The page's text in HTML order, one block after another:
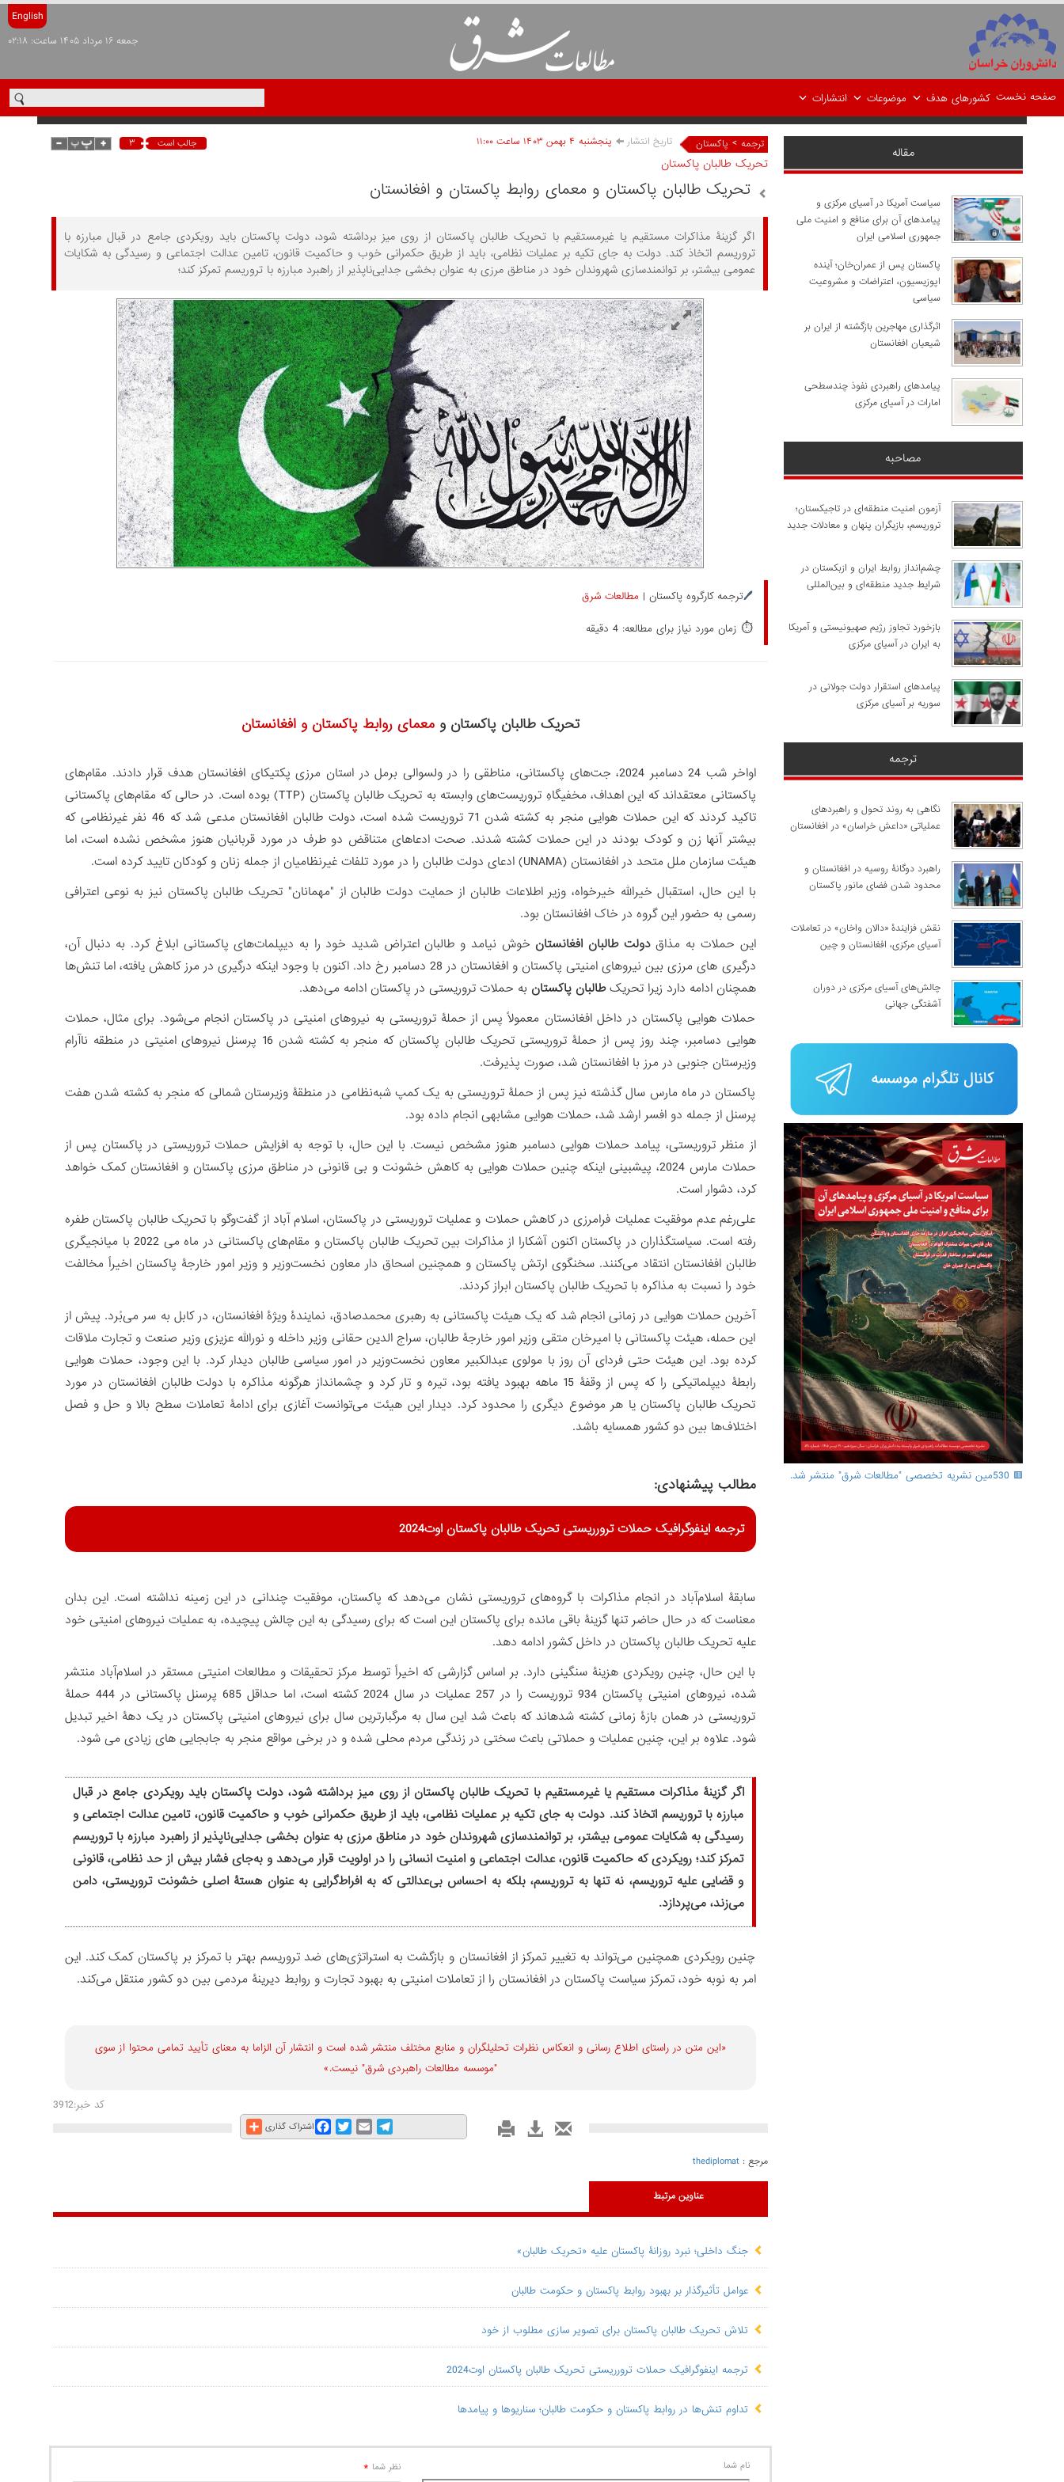
English
جمعه ۱۶ مرداد ۱۴۰۵ ساعت: ۰۲:۱۸
صفحه نخست کشورهای هدف موضوعات انتشارات
ترجمه > پاکستان تاریخ انتشار پنجشنبه ۴ بهمن ۱۴۰۳ ساعت ۱۱:۰۰ جالب است ۳
تحریک طالبان پاکستان
تحریک طالبان پاکستان و معمای روابط پاکستان و افغانستان
اگر گزینۀ مذاکرات مستقیم یا غیرمستقیم با تحریک طالبان پاکستان از روی میز برداشته شود، دولت پاکستان باید رویکردی جامع در قبال مبارزه با
تروریسم اتخاذ کند. دولت به جای تکیه بر عملیات نظامی، باید از طریق حکمرانی خوب و حاکمیت قانون، تامین عدالت اجتماعی و رسیدگی به شکایات
عمومی بیشتر، بر توانمندسازی شهروندان خود در مناطق مرزی به عنوان بخشی جدایی‏‌ناپذیر از راهبرد مبارزه با تروریسم تمرکز کند؛
🖊️ترجمه کارگروه پاکستان | مطالعات شرق
⏱️ زمان مورد نیاز برای مطالعه: 4 دقیقه
تحریک طالبان پاکستان ومعمای روابط پاکستان و افغانستان
اواخر شب 24 دسامبر 2024، جت‌های پاکستانی، مناطقی را در ولسوالی برمل در استان مرزی پکتیکای افغانستان هدف قرار دادند. مقام‌های
پاکستانی معتقداند که این اهداف، مخفیگاهِ تروریست‌های وابسته به تحریک طالبان پاکستان (TTP) بوده است. در حالی که مقام‌های پاکستانی
تاکید کردند که این حملات هوایی منجر به کشته شدن 71 تروریست شده است، دولت طالبان افغانستان مدعی شد که 46 نفر غیرنظامی که
بیشتر آنها زن و کودک بودند در این حملات کشته شدند. صحت ادعاهای متناقض دو طرف در مورد قربانیان هنوز مشخص نشده است، اما
هیئت سازمان ملل متحد در افغانستان (UNAMA) ادعای دولت طالبان را در مورد تلفات غیرنظامیان از جمله زنان و کودکان تایید کرده است.
با این حال، استقبال خیرالله خیرخواه، وزیر اطلاعات طالبان از حمایت دولت طالبان از "مهمانان" تحریک طالبان پاکستان نیز به نوعی اعترافی
رسمی به حضور این گروه در خاک افغانستان بود.
این حملات به مذاقدولت طالبان افغانستان خوش نیامد و طالبان اعتراض شدید خود را به دیپلمات‌های پاکستانی ابلاغ کرد. به دنبال آن،
درگیری های مرزی بین نیروهای امنیتی پاکستان و افغانستان در 28 دسامبر رخ داد. اکنون با وجود اینکه درگیری در مرز کاهش یافته، اما تنش‌ها
همچنان ادامه دارد زیرا تحریکطالبان پاکستان به حملات تروریستی در پاکستان ادامه می‌دهد.
حملات هوایی پاکستان در داخل افغانستان معمولاً پس از حملۀ تروریستی به نیروهای امنیتی در پاکستان انجام می‌شود. برای مثال، حملات
هوایی دسامبر، چند روز پس از حملۀ تروریستی تحریک طالبان پاکستان که منجر به کشته شدن 16 پرسنل نیروهای امنیتی در منطقه ناآرام
وزیرستان جنوبی در مرز با افغانستان شد، صورت پذیرفت.
پاکستان در ماه مارس سال گذشته نیز پس از حملۀ تروریستی به یک کمپ شبه‌نظامی در منطقۀ وزیرستان شمالی که منجر به کشته شدن هفت
پرسنل از جمله دو افسر ارشد شد، حملات هوایی مشابهی انجام داده بود.
از منظر تروریستی، پیامد حملات هوایی دسامبر هنوز مشخص نیست. با این حال، با توجه به افزایش حملات تروریستی در پاکستان پس از
حملات مارس 2024، پیش‏بینی اینکه چنین حملات هوایی به کاهش خشونت و بی قانونی در مناطق مرزی پاکستان و افغانستان کمک خواهد
کرد، دشوار است.
علی‌رغم عدم موفقیت عملیات فرامرزی در کاهش حملات و عملیات تروریستی در پاکستان، اسلام آباد از گفت‌وگو با تحریک طالبان پاکستان طفره
رفته است. سیاستگذاران در پاکستان اکنون آشکارا از مذاکرات بین تحریک طالبان پاکستان و مقام‌های پاکستانی در ماه می 2022 با میانجیگری
طالبان افغانستان انتقاد می‌کنند. سخنگوی ارتش پاکستان و همچنین اسحاق دار معاون نخست‌وزیر و وزیر امور خارجۀ پاکستان اخیراً مخالفت
خود را نسبت به مذاکره با تحریک طالبان پاکستان ابراز کردند.
آخرین حملات هوایی در زمانی انجام شد که یک هیئت پاکستانی به رهبری محمدصادق، نمایندۀ ویژۀ افغانستان، در کابل به سر می‌بُرد. پیش از
این حمله، هیئت پاکستانی با امیرخان متقی وزیر امور خارجۀ طالبان، سراج الدین حقانی وزیر داخله و نورالله عزیزی وزیر صنعت و تجارت ملاقات
کرده بود. این هیئت حتی فردای آن روز با مولوی عبدالکبیر معاون نخست‌وزیر در امور سیاسی طالبان دیدار کرد. با این وجود، حملات هوایی
رابطۀ دیپلماتیکی را که پس از وقفۀ 15 ماهه بهبود یافته بود، تیره و تار کرد و چشم‏انداز هرگونه مذاکره با دولت طالبان افغانستان در مورد
تحریک طالبان پاکستان یا هر موضوع دیگری را محدود کرد. دیدار این هیئت می‌توانست آغازی برای ادامۀ تعاملات سطح بالا و حل و فصل
اختلاف‌ها بین دو کشور همسایه باشد.
مطالب پیشنهادی:
ترجمه اینفوگرافیک حملات ترورریستی تحریک طالبان پاکستان اوت2024
سابقۀ اسلام‌آباد در انجام مذاکرات با گروه‌های تروریستی نشان می‌دهد که پاکستان، موفقیت چندانی در این زمینه نداشته است. این بدان
معناست که در حال حاضر تنها گزینۀ باقی مانده برای پاکستان این است که برای رسیدگی به این چالش پیچیده، به عملیات نیروهای امنیتی خود
علیه تحریک طالبان پاکستان در داخل کشور ادامه دهد.
با این حال، چنین رویکردی هزینۀ سنگینی دارد. بر اساس گزارشی که اخیراً توسط مرکز تحقیقات و مطالعات امنیتی مستقر در اسلام‌آباد منتشر
شده، نیروهای امنیتی پاکستان 934 تروریست را در 257 عملیات در سال 2024 کشته است، اما حداقل 685 پرسنل پاکستانی در 444 حملۀ
تروریستی در همان بازۀ زمانی کشته شده‏اند که باعث شد این سال به مرگبارترین سال برای نیروهای امنیتی پاکستان در یک دهۀ اخیر تبدیل
شود. علاوه بر این، چنین عملیات و حملاتی باعث سختی در زندگی مردم محلی شده و در برخی مواقع منجر به جابجایی های زیادی می شود.
اگر گزینۀ مذاکرات مستقیم یا غیرمستقیم با تحریک طالبان پاکستان از روی میز برداشته شود، دولت پاکستان باید رویکردی جامع در قبال
مبارزه با تروریسم اتخاذ کند. دولت به جای تکیه بر عملیات نظامی، باید از طریق حکمرانی خوب و حاکمیت قانون، تامین عدالت اجتماعی و
رسیدگی به شکایات عمومی بیشتر، بر توانمندسازی شهروندان خود در مناطق مرزی به عنوان بخشی جدایی‏‌ناپذیر از راهبرد مبارزه با تروریسم
تمرکز کند؛ رویکردی که حاکمیت قانون، عدالت اجتماعی و امنیت انسانی را در اولویت قرار می‌دهد و به‌جای فشار بیش از حد نظامی، قانونی
و قضایی علیه تروریسم، نه تنها به تروریسم، بلکه به احساس بی‌عدالتی که به افراط‌گرایی به عنوان هستۀ اصلی خشونت تروریستی، دامن
می‌زند، می‌پردازد.
چنین رویکردی همچنین می‌تواند به تغییر تمرکز از افغانستان و بازگشت به استراتژی‌های ضد تروریسم بهتر با تمرکز بر پاکستان کمک کند. این
امر به نوبه خود، تمرکز سیاست پاکستان در افغانستان را از تعاملات امنیتی به بهبود تجارت و روابط دیرینۀ مردمی بین دو کشور منتقل می‌کند.
«این متن در راستای اطلاع رسانی و انعكاس نظرات تحليلگران و منابع مختلف منتشر شده است و انتشار آن الزاما به معنای تأیید تمامی محتوا از سوی
"موسسه مطالعات راهبردی شرق" نیست.»
کد خبر:3912
Share اشتراک گذاری
FacebookTwitterEmail
Telegram
مرجع :thediplomat
عناوین مرتبط
جنگ داخلی؛ نبرد روزانۀ پاکستان علیه «تحریک طالبان»
عوامل تأثیرگذار بر بهبود روابط پاکستان و حکومت طالبان
تلاش تحریک طالبان پاکستان برای تصویر سازی مطلوب از خود
ترجمه اینفوگرافیک حملات ترورریستی تحریک طالبان پاکستان اوت2024
تداوم تنش‌‌ها در روابط پاکستان و حکومت طالبان؛ سناریوها و پیامدها
نام شما نظر شما *
مقاله
سیاست آمریکا در آسیای مرکزی و
پیامدهای آن برای منافع و امنیت ملی
جمهوری اسلامی ایران
پاکستان پس از عمران‌خان؛ آینده
اپوزیسیون، اعتراضات و مشروعیت
سیاسی
اثرگذاری مهاجرین بازگشته از ایران بر
شیعیان افغانستان
پیامدهای راهبردی نفوذ چندسطحی
امارات در آسیای مرکزی
مصاحبه
آزمون امنیت منطقه‌ای در تاجیکستان؛
تروریسم، بازیگران پنهان و معادلات جدید
چشم‌انداز روابط ایران و ازبکستان در
شرایط جدید منطقه‌ای و بین‌المللی
​بازخورد تجاوز رژیم صهیونیستی و آمریکا
به ایران در آسیای مرکزی
پیامدهای استقرار دولت جولانی در
سوریه بر آسیای مرکزی
ترجمه
نگاهی به روند تحول و راهبردهای
عملیاتی «داعش خراسان» در افغانستان
راهبرد دوگانۀ روسیه در افغانستان و
محدود شدن فضای مانور پاکستان
نقش فزایندۀ «دالان واخان» در تعاملات
آسیای مرکزی، افغانستان و چین
چالش‌های آسیای مرکزی در دوران
آشفتگی جهانی
🟥 530مین نشریه تخصصی "مطالعات شرق" منتشر شد.